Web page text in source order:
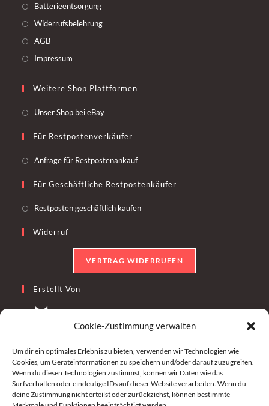
Cookie-Zustimmung verwalten
Um dir ein optimales Erlebnis zu bieten, verwenden wir Technologien wie
Cookies, um Geräteinformationen zu speichern und/oder darauf zuzugreifen.
Wenn du diesen Technologien zustimmst, können wir Daten wie das
Surfverhalten oder eindeutige IDs auf dieser Website verarbeiten. Wenn du
deine Zustimmung nicht erteilst oder zurückziehst, können bestimmte
Batterieentsorgung
Widerrufsbelehrung
AGB
Impressum
Weitere Shop Plattformen
Unser Shop bei eBay
Für Restpostenverkäufer
Anfrage für Restpostenankauf
Für Geschäftliche Restpostenkäufer
Restposten geschäftlich kaufen
Widerruf
VERTRAG WIDERRUFEN
Erstellt Von
Folge Uns